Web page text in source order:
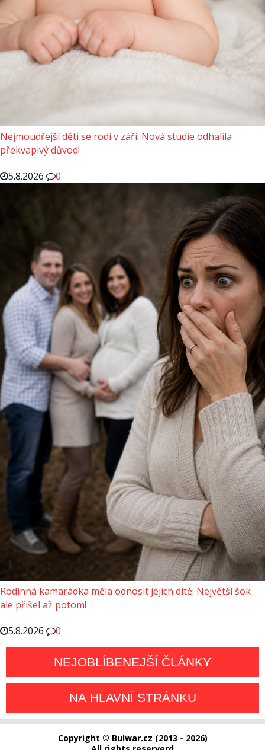
Nejmoudřejší děti se rodí v září: Nová studie odhalila
překvapivý důvod!
5.8.2026
0
Rodinná kamarádka měla odnosit jejich dítě: Největší šok
ale přišel až potom!
5.8.2026
0
NEJOBLÍBENEJŠÍ ČLÁNKY
NA HLAVNÍ STRÁNKU
Copyright © Bulwar.cz (2013 - 2026)